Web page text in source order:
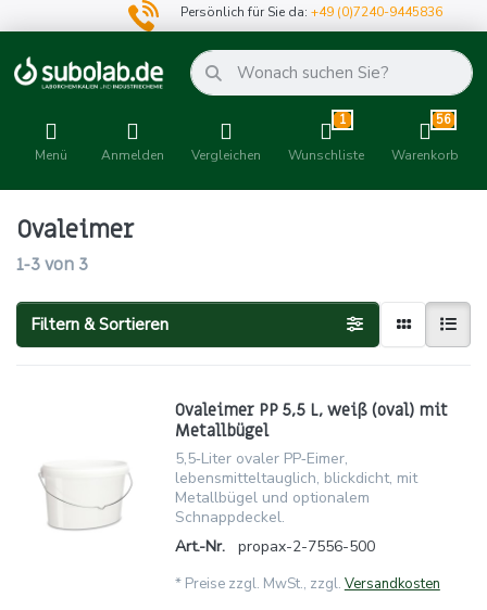
Persönlich für Sie da:+49 (0)7240-9445836
Menü Anmelden Vergleichen
1
Wunschliste
56
Warenkorb
Ovaleimer
1-3von 3
Filtern & Sortieren
Ovaleimer PP 5,5 L, weiß (oval) mit
Metallbügel
5,5‑Liter ovaler PP‑Eimer,
lebensmitteltauglich, blickdicht, mit
Metallbügel und optionalem
Schnappdeckel.
Art.-Nr.
propax-2-7556-500
* Preise zzgl. MwSt., zzgl. Versandkosten